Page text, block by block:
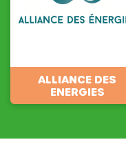
ALLIANCE DES
ENERGIES